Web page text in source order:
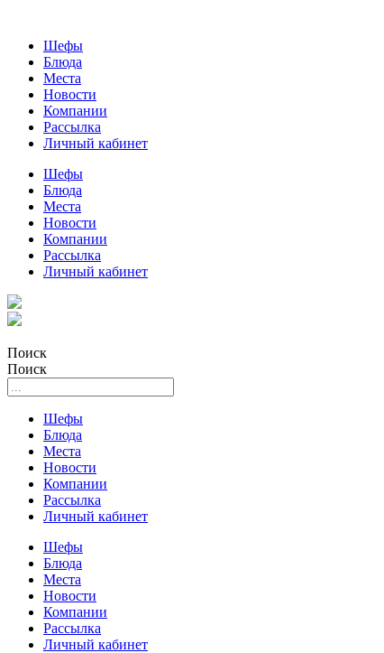
Шефы
Блюда
Места
Новости
Компании
Рассылка
Личный кабинет
Шефы
Блюда
Места
Новости
Компании
Рассылка
Личный кабинет
Поиск
Поиск
Шефы
Блюда
Места
Новости
Компании
Рассылка
Личный кабинет
Шефы
Блюда
Места
Новости
Компании
Рассылка
Личный кабинет